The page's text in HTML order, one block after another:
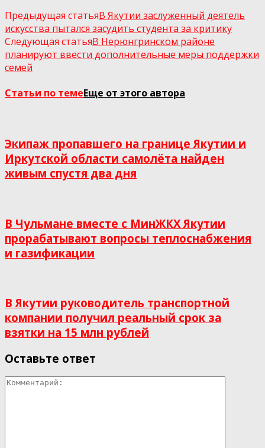
Предыдущая статьяВ Якутии заслуженный деятель
искусства пытался засудить студента за критику
Следующая статьяВ Нерюнгринском районе
планируют ввести дополнительные меры поддержки
семей
Статьи по темеЕще от этого автора
Экипаж пропавшего на границе Якутии и
Иркутской области самолёта найден
живым спустя два дня
В Чульмане вместе с МинЖКХ Якутии
прорабатывают вопросы теплоснабжения
и газификации
В Якутии руководитель транспортной
компании получил реальный срок за
взятки на 15 млн рублей
Оставьте ответ